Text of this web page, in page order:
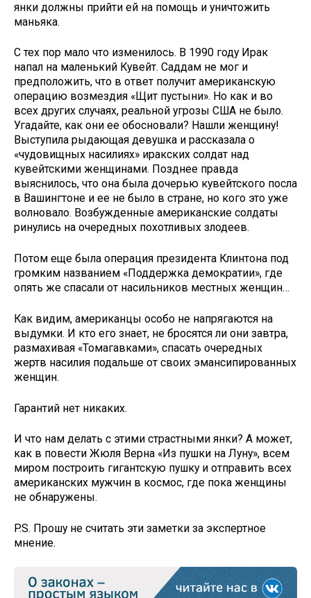
янки должны прийти ей на помощь и уничтожить
маньяка.
С тех пор мало что изменилось. В 1990 году Ирак
напал на маленький Кувейт. Саддам не мог и
предположить, что в ответ получит американскую
операцию возмездия «Щит пустыни». Но как и во
всех других случаях, реальной угрозы США не было.
Угадайте, как они ее обосновали? Нашли женщину!
Выступила рыдающая девушка и рассказала о
«чудовищных насилиях» иракских солдат над
кувейтскими женщинами. Позднее правда
выяснилось, что она была дочерью кувейтского посла
в Вашингтоне и ее не было в стране, но кого это уже
волновало. Возбужденные американские солдаты
ринулись на очередных похотливых злодеев.
Потом еще была операция президента Клинтона под
громким названием «Поддержка демократии», где
опять же спасали от насильников местных женщин…
Как видим, американцы особо не напрягаются на
выдумки. И кто его знает, не бросятся ли они завтра,
размахивая «Томагавками», спасать очередных
жертв насилия подальше от своих эмансипированных
женщин.
Гарантий нет никаких.
И что нам делать с этими страстными янки? А может,
как в повести Жюля Верна «Из пушки на Луну», всем
миром построить гигантскую пушку и отправить всех
американских мужчин в космос, где пока женщины
не обнаружены.
P.S. Прошу не считать эти заметки за экспертное
мнение.